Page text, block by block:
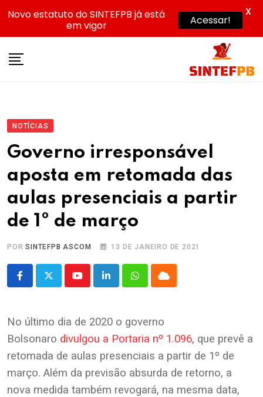
NOTÍCIAS
Governo irresponsável
aposta em retomada das
aulas presenciais a partir
de 1º de março
PORSINTEFPB ASCOM 13 DE JANEIRO DE 2021
YoutubeLinkedInWhatsappCloud
No último dia de 2020 o governo
Bolsonaro divulgou a Portaria nº 1.096, que prevê a
retomada de aulas presenciais a partir de 1º de
março. Além da previsão absurda de retorno, a
nova medida também revogará, na mesma data,
Novo estatuto do SINTEFPB já está
em vigor
Acessar!
X